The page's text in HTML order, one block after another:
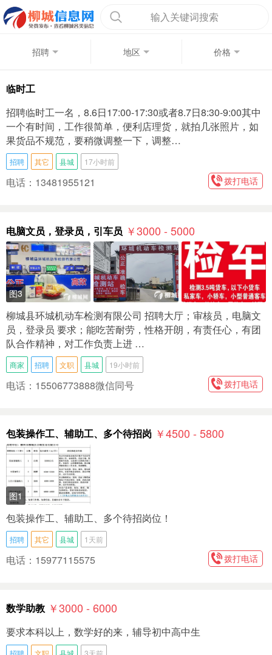
输入关键词搜索
招聘 地区 价格
临时工
招聘临时工一名，8.6日17:00-17:30或者8.7日8:30-9:00其中
一个有时间，工作很简单，便利店理货，就拍几张照片，如
果货品不规范，要稍微调整一下，调整…
招聘 其它 县城 17小时前
电话：13481955121 拨打电话
电脑文员，登录员，引车员 ￥3000 - 5000
图3
柳城县环城机动车检测有限公司 招聘大厅；审核员，电脑文
员，登录员 要求；能吃苦耐劳，性格开朗，有责任心，有团
队合作精神，对工作负责上进 …
商家 招聘 文职 县城 19小时前
电话：15506773888微信同号 拨打电话
包装操作工、辅助工、多个待招岗 ￥4500 - 5800
图1
包装操作工、辅助工、多个待招岗位！
招聘 其它 县城 1天前
电话：15977115575 拨打电话
数学助教 ￥3000 - 6000
要求本科以上，数学好的来，辅导初中高中生